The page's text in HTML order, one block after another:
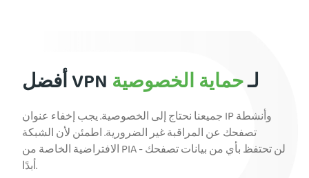
أفضل VPN لـحماية الخصوصية
جميعنا نحتاج إلى الخصوصية. يجب إخفاء عنوان IP وأنشطة
تصفحك عن المراقبة غير الضرورية. اطمئن لأن الشبكة
الافتراضية الخاصة من PIA لن تحتفظ بأي من بيانات تصفحك -
أبدًا.